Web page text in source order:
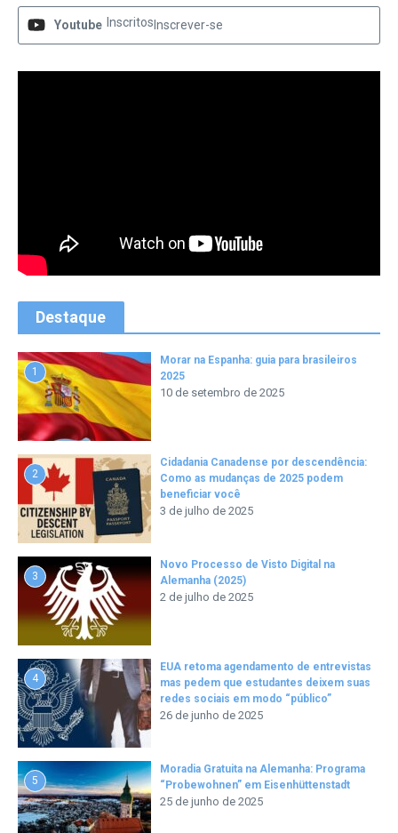
Youtube Inscritos Inscrever-se
Destaque
1
Morar na Espanha: guia para brasileiros
2025
10 de setembro de 2025
2
Cidadania Canadense por descendência:
Como as mudanças de 2025 podem
beneficiar você
3 de julho de 2025
3
Novo Processo de Visto Digital na
Alemanha (2025)
2 de julho de 2025
4
EUA retoma agendamento de entrevistas
mas pedem que estudantes deixem suas
redes sociais em modo “público”
26 de junho de 2025
5
Moradia Gratuita na Alemanha: Programa
“Probewohnen” em Eisenhüttenstadt
25 de junho de 2025